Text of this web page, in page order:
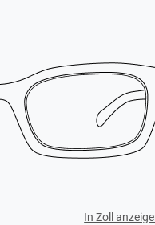
In Zoll